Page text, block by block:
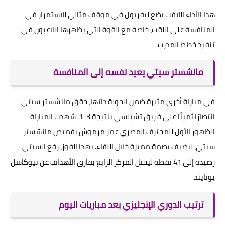
هذا الأداء اللافت يضع ليفربول في موقف مثالي للاستمرار في
المنافسة على اللقب، خاصة مع القوة التي يظهرها اللاعبون في
تنفيذ خطط المدرب.
مانشستر سيتي يعيد نفسه إلى المنافسة
في مباراة أخرى مثيرة ضمن الجولة ذاتها، حقق مانشستر سيتي
انتصارًا ثمينًا على فريق تشيلسي بنتيجة 3-1. شهدت المباراة
الظهور الأول للمحترف المصري عمر مرموش بقميص مانشستر
سيتي، ليضيف بصمة مميزة خلال اللقاء. بهذا الفوز، رفع السيتي
رصيده إلى 41 نقطة ليحتل المركز الرابع بفارق الأهداف عن نيوكاسل
يونايتد.
ترتيب الدوري الإنجليزي بعد مباريات اليوم